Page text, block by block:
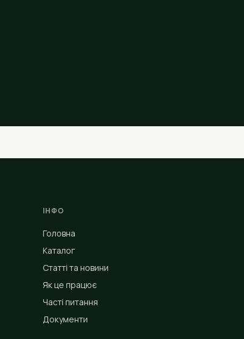
ІНФО
Головна
Каталог
Статті та новини
Як це працює
Часті питання
Документи